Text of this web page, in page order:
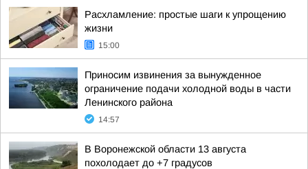
Расхламление: простые шаги к упрощению
жизни
15:00
Приносим извинения за вынужденное
ограничение подачи холодной воды в части
Ленинского района
14:57
В Воронежской области 13 августа
похолодает до +7 градусов